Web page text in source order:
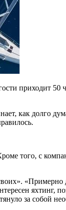
приходит
как долго
того, с
яхтинг,
за собой